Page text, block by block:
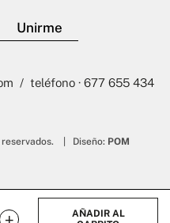
AÑADIR AL
/ teléfono · 677 655 434
reservados. | Diseño: POM